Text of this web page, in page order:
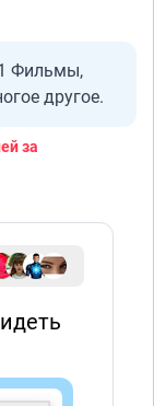
Фильмы,
другое.
за